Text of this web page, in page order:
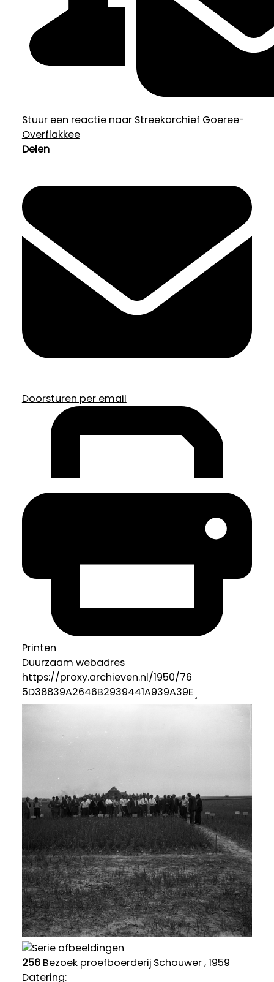
Stuur een reactie naar Streekarchief Goeree-
Overflakkee
Delen
Doorsturen per email
Printen
Duurzaam webadres
256Bezoek proefboerderij Schouwer , 1959
Datering: